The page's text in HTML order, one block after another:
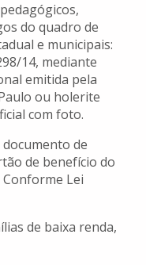
do quadro de
e municipais:
14, mediante
emitida pela
ou holerite
com foto.
de
de benefício do
Conforme Lei
de baixa renda,